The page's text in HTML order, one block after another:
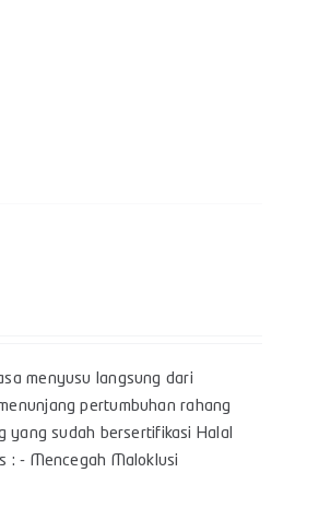
menyusu langsung dari
pertumbuhan rahang
yang sudah bersertifikasi Halal
: - Mencegah Maloklusi